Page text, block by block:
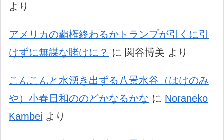
より
アメリカの覇権終わるかトランプが引くに引
けずに無謀な賭けに？ に 関谷博美 より
こんこんと水湧き出ずる八景水谷（はけのみ
や）小春日和ののどかなるかな に Noraneko
Kambei より